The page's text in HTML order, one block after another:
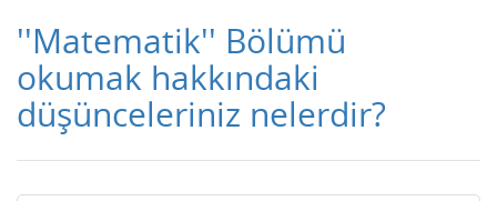
''Matematik'' Bölümü
okumak hakkındaki
düşünceleriniz nelerdir?